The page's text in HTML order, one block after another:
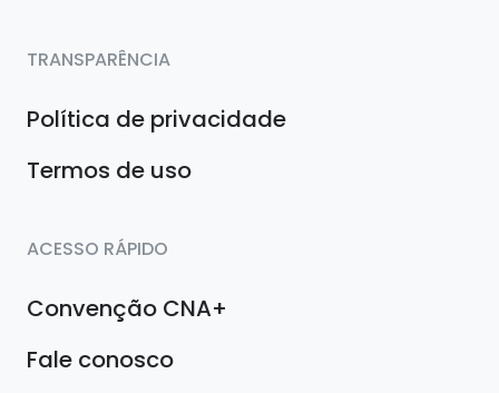
TRANSPARÊNCIA
Política de privacidade
Termos de uso
ACESSO RÁPIDO
Convenção CNA+
Fale conosco